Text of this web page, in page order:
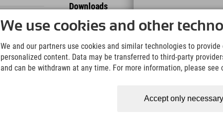
Downloads
Wir übernehmen keine Haftung für die
Informationen. Wir empfehlen die
KML
We use cookies and other
We and our partners use cookies and similar technologies to
personalized content. Data may be transferred to third-party
and can be withdrawn at any time. For more information, please see
Accept only
(German)
English
(English)
Italiano
(Italian)
Čeština
Polski
(Polish)